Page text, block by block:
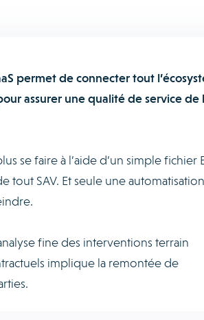
permet de connecter tout
assurer une qualité de service de
se faire à l’aide d’un simple fichier
tout SAV. Et seule une
fine des interventions terrain
implique la remontée de